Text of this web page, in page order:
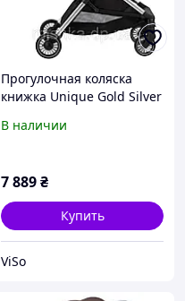
Прогулочная коляска
книжка Unique Gold Silver
складывание
В наличии
7 889₴
Купить
ViSo